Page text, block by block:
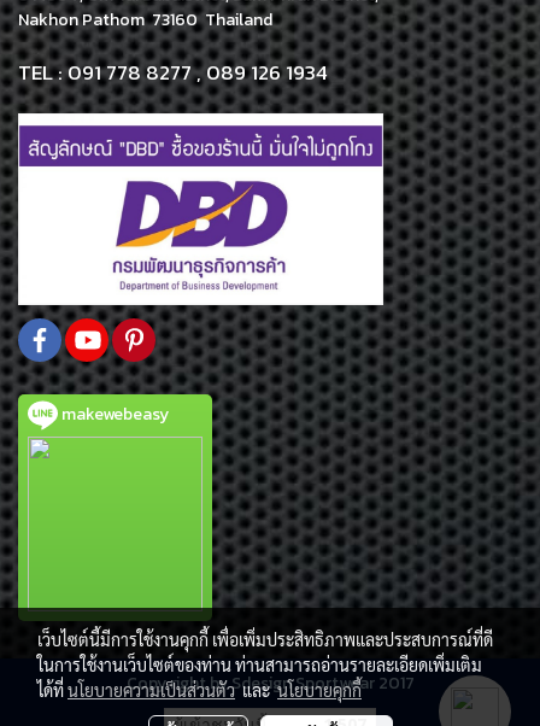
Nakhon Pathom 73160 Thailand
TEL : 091 778 8277 , 089 126 1934
makewebeasy
Copy right by Sdesign Sportwear 2017
เว็บไซต์นี้มีการใช้งานคุกกี้ เพื่อเพิ่มประสิทธิภาพและประสบการณ์ที่ดี
ในการใช้งานเว็บไซต์ของท่าน ท่านสามารถอ่านรายละเอียดเพิ่มเติม
ได้ที่นโยบายความเป็นส่วนตัวและนโยบายคุกกี้